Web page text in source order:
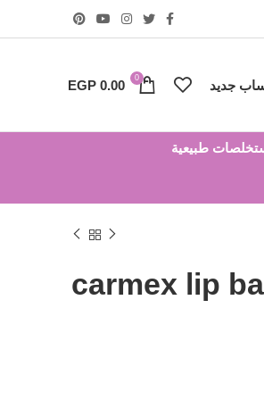
جديد 0
EGP 0.00
طبيعية